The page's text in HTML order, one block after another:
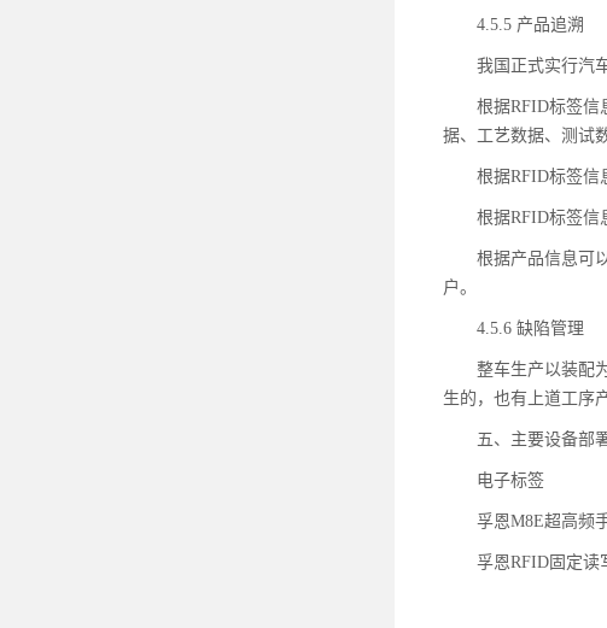
4.5.5 产品追溯
我国正式实行汽
根据RFID标签信
据、工艺数据、测试
根据RFID标签信
根据RFID标签信
根据产品信息可
户。
4.5.6 缺陷管理
整车生产以装配
生的，也有上道工序
五、主要设备部
电子标签
孚恩M8E超高频
孚恩RFID固定读